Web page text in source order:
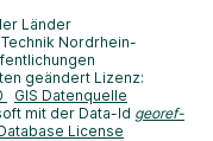
Länder
Nordrhein-
geändert Lizenz:
GIS Datenquelle
mit der Data-Id georef-
License